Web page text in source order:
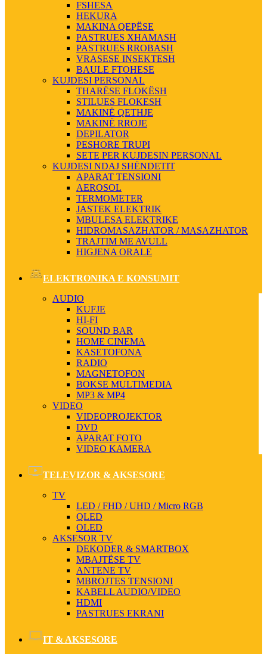
FSHESA
HEKURA
MAKINA QEPËSE
PASTRUES XHAMASH
PASTRUES RROBASH
VRASESE INSEKTESH
BAULE FTOHESE
KUJDESI PERSONAL
THARËSE FLOKËSH
STILUES FLOKESH
MAKINË QETHJE
MAKINË RROJE
DEPILATOR
PESHORE TRUPI
SETE PER KUJDESIN PERSONAL
KUJDESI NDAJ SHËNDETIT
APARAT TENSIONI
AEROSOL
TERMOMETER
JASTEK ELEKTRIK
MBULESA ELEKTRIKE
HIDROMASAZHATOR / MASAZHATOR
TRAJTIM ME AVULL
HIGJENA ORALE
ELEKTRONIKA E KONSUMIT
AUDIO
KUFJE
HI-FI
SOUND BAR
HOME CINEMA
KASETOFONA
RADIO
MAGNETOFON
BOKSE MULTIMEDIA
MP3 & MP4
VIDEO
VIDEOPROJEKTOR
DVD
APARAT FOTO
VIDEO KAMERA
TELEVIZOR & AKSESORE
TV
LED / FHD / UHD / Micro RGB
QLED
OLED
AKSESOR TV
DEKODER & SMARTBOX
MBAJTËSE TV
ANTENE TV
MBROJTES TENSIONI
KABELL AUDIO/VIDEO
HDMI
PASTRUES EKRANI
IT & AKSESORE